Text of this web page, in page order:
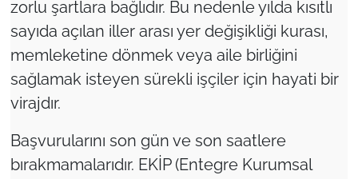
zorlu şartlara bağlıdır. Bu nedenle yılda kısıtlı
sayıda açılan iller arası yer değişikliği kurası,
memleketine dönmek veya aile birliğini
sağlamak isteyen sürekli işçiler için hayati bir
virajdır.
Başvurularını son gün ve son saatlere
bırakmamalarıdır. EKİP (Entegre Kurumsal